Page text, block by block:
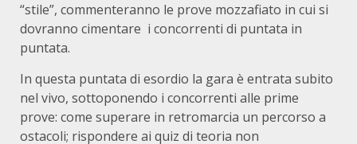
“stile”, commenteranno le prove mozzafiato in cui si
dovranno cimentare i concorrenti di puntata in
puntata.
In questa puntata di esordio la gara è entrata subito
nel vivo, sottoponendo i concorrenti alle prime
prove: come superare in retromarcia un percorso a
ostacoli; rispondere ai quiz di teoria non